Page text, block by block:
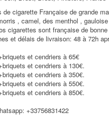
cigarette Française de grande
, camel, des menthol ,
cigarettes sont française de
et délais de livraison: 48 à 72h
et cendriers à 65€
et cendriers à 130€.
et cendriers à 350€.
et cendriers à 550€.
et cendriers à 850€.
+33756831422